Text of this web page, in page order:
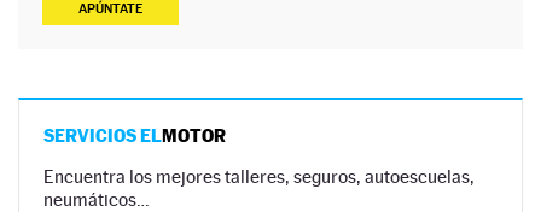
APÚNTATE
SERVICIOS ELMOTOR
Encuentra los mejores talleres, seguros, autoescuelas,
neumáticos…